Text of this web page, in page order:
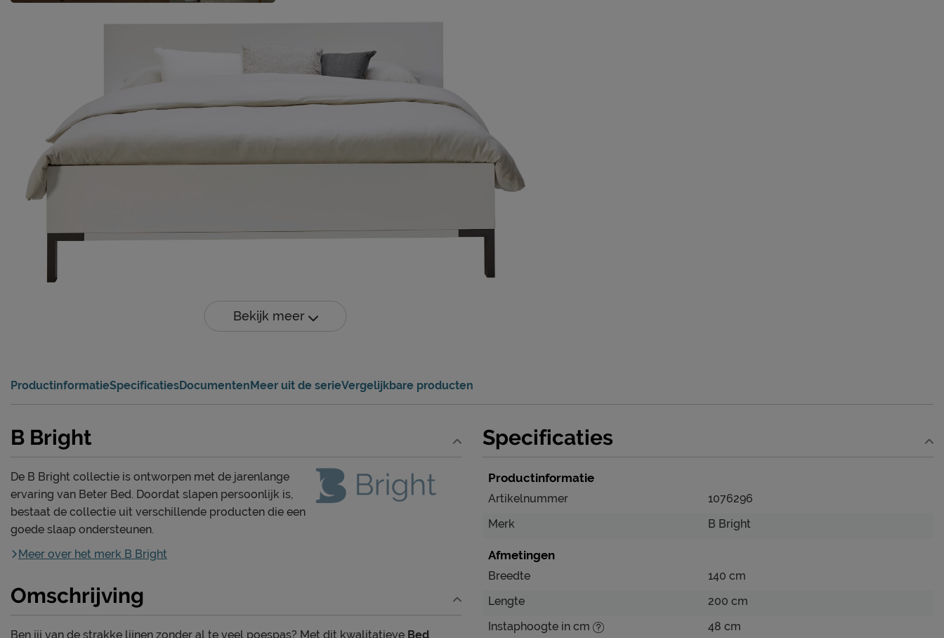
Bekijk meer
ProductinformatieSpecificatiesDocumenten Meer uit de serieVergelijkbare producten
B Bright
De B Bright collectie is ontworpen met de jarenlange
ervaring van Beter Bed. Doordat slapen persoonlijk is,
bestaat de collectie uit verschillende producten die een
goede slaap ondersteunen.
Meer over het merk B Bright
Omschrijving
Ben jij van de strakke lijnen zonder al te veel poespas? Met dit kwalitatieve Bed
Specificaties
Productinformatie
Artikelnummer
1076296
Merk
B Bright
Afmetingen
Breedte
140 cm
Lengte
200 cm
Instaphoogte in cm
48 cm